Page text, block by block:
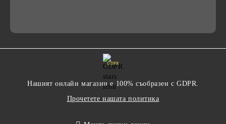
GDPR
Нашият онлайн магазин е 100% съобразен с GDPR.
Прочетете нашата политика